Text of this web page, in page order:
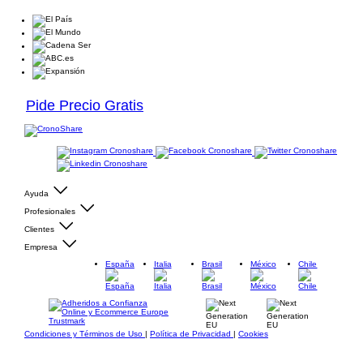
Pide Precio Gratis
Ayuda
Profesionales
Clientes
Empresa
España
Italia Brasil México Chile
Condiciones y Términos de Uso | Política de Privacidad | Cookies